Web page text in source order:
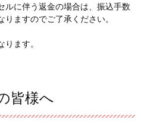
ルに伴う返金の場合は、振込手数
ますのでご了承ください。
ます。
皆様へ